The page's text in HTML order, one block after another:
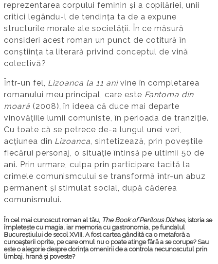
reprezentarea corpului feminin și a copilăriei, unii
critici legându-l de tendința ta de a expune
structurile morale ale societății. În ce măsură
consideri acest roman un punct de cotitură în
conștiința ta literară privind conceptul de vină
colectivă?
Într-un fel, Lizoanca la 11 anivine în completarea
romanului meu principal, care este Fantoma din
moară (2008), în ideea că duce mai departe
vinovățiile lumii comuniste, în perioada de tranziție.
Cu toate că se petrece de-a lungul unei veri,
acțiunea din Lizoanca, sintetizează, prin poveștile
fiecărui personaj, o situație întinsă pe ultimii 50 de
ani. Prin urmare, culpa prin participare tacită la
crimele comunismcului se transformă într-un abuz
permanent și stimulat social, după căderea
comunismului.
În cel mai cunoscut roman al tău, The Book of Perilous Dishes, istoria se
împletește cu magia, iar memoria cu gastronomia, pe fundalul
Bucureștiului de secol XVIII. A fost cartea gândită ca o metaforă a
cunoașterii oprite, pe care omul nu o poate atinge fără a se corupe? Sau
este o alegorie despre dorința omenirii de a controla necunoscutul prin
limbaj, hrană și poveste?